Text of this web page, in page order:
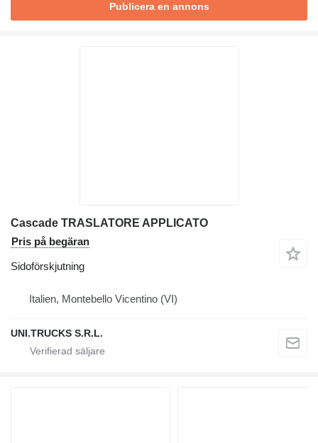
Publicera en annons
Cascade TRASLATORE APPLICATO
Pris på begäran
Sidoförskjutning
Italien, Montebello Vicentino (VI)
UNI.TRUCKS S.R.L.